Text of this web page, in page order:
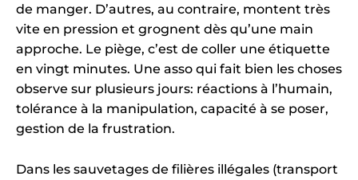
de manger. D’autres, au contraire, montent très
vite en pression et grognent dès qu’une main
approche. Le piège, c’est de coller une étiquette
en vingt minutes. Une asso qui fait bien les choses
observe sur plusieurs jours: réactions à l’humain,
tolérance à la manipulation, capacité à se poser,
gestion de la frustration.
Dans les sauvetages de filières illégales (transport